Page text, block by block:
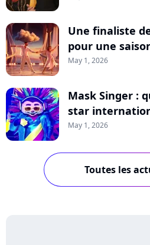
Une finaliste
pour une
May 1, 2026
Mask Singer :
star
May 1, 2026
Toutes les